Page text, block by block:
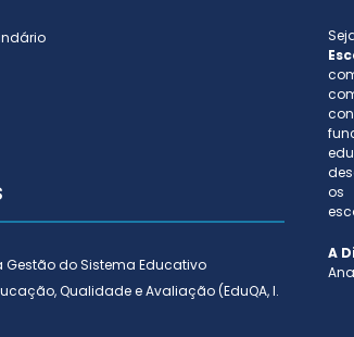
Gestão do Sistema Educativo
Qualidade e Avaliação (EduQA, I.
os
A